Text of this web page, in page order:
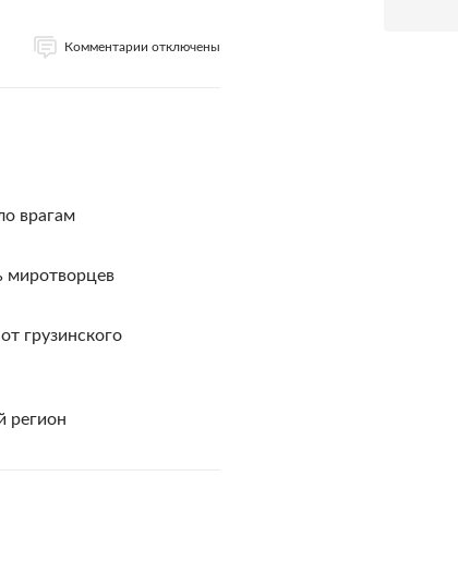
Комментарии отключены
врагам
миротворцев
грузинского
регион